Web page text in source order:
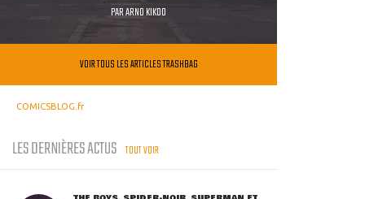
PARARNO KIKOO
VOIR TOUS LES ARTICLES TRASHBAG
COMICSBLOG.fr
LES DERNIÈRES ACTUS TOUT VOIR